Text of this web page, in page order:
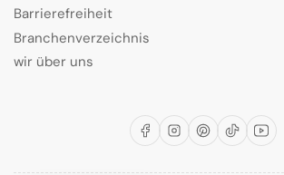
Barrierefreiheit
Branchenverzeichnis
wir über uns
FacebookInstagram
Pinterest
TikTok